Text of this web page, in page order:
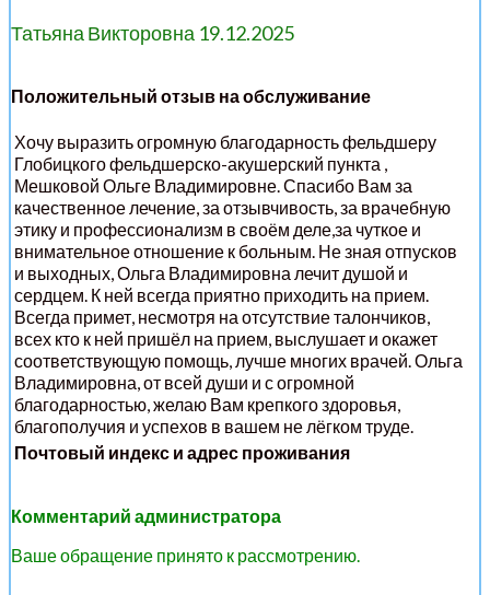
Татьяна Викторовна 19.12.2025
Положительный отзыв на обслуживание
Хочу выразить огромную благодарность фельдшеру
Глобицкого фельдшерско-акушерский пункта ,
Мешковой Ольге Владимировне. Спасибо Вам за
качественное лечение, за отзывчивость, за врачебную
этику и профессионализм в своём деле,за чуткое и
внимательное отношение к больным. Не зная отпусков
и выходных, Ольга Владимировна лечит душой и
сердцем. К ней всегда приятно приходить на прием.
Всегда примет, несмотря на отсутствие талончиков,
всех кто к ней пришёл на прием, выслушает и окажет
соответствующую помощь, лучше многих врачей. Ольга
Владимировна, от всей души и с огромной
благодарностью, желаю Вам крепкого здоровья,
благополучия и успехов в вашем не лёгком труде.
Почтовый индекс и адрес проживания
Комментарий администратора
Ваше обращение принято к рассмотрению.